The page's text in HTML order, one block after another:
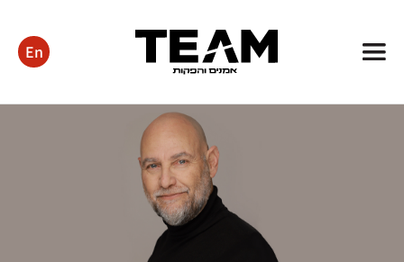
Management
Productions
En